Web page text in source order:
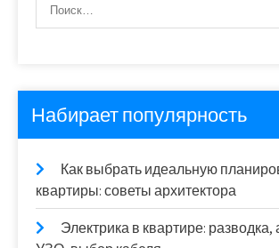
Набирает популярность
Как выбрать идеальную
квартиры: советы архитектора
Электрика в квартире: